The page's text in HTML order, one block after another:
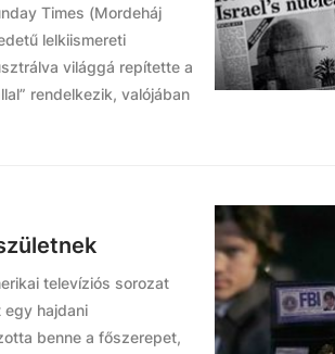
Times (Mordeháj
lelkiismereti
világgá repítette a
rendelkezik, valójában
televíziós sorozat
egy hajdani
benne a főszerepet,